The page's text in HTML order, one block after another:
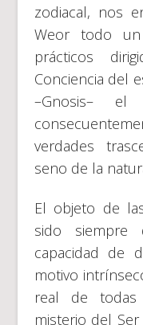
zodiacal, nos
Weor todo un
prácticos
Conciencia del
–Gnosis– el
verdades
seno de la
El objeto de
sido
capacidad de
motivo
real de todas
misterio del